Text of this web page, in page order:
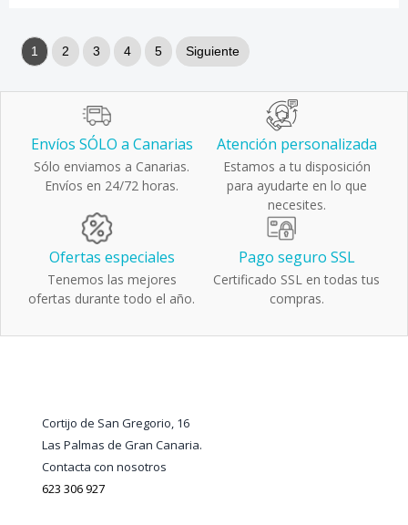
1 2 3 4 5 Siguiente
Envíos SÓLO a Canarias
Sólo enviamos a Canarias.
Envíos en 24/72 horas.
Atención personalizada
Estamos a tu disposición
para ayudarte en lo que
necesites.
Ofertas especiales
Tenemos las mejores
ofertas durante todo el año.
Pago seguro SSL
Certificado SSL en todas tus
compras.
Cortijo de San Gregorio, 16
Las Palmas de Gran Canaria.
Contacta con nosotros
623 306 927